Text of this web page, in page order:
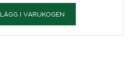
LÄGG I VARUKOGEN